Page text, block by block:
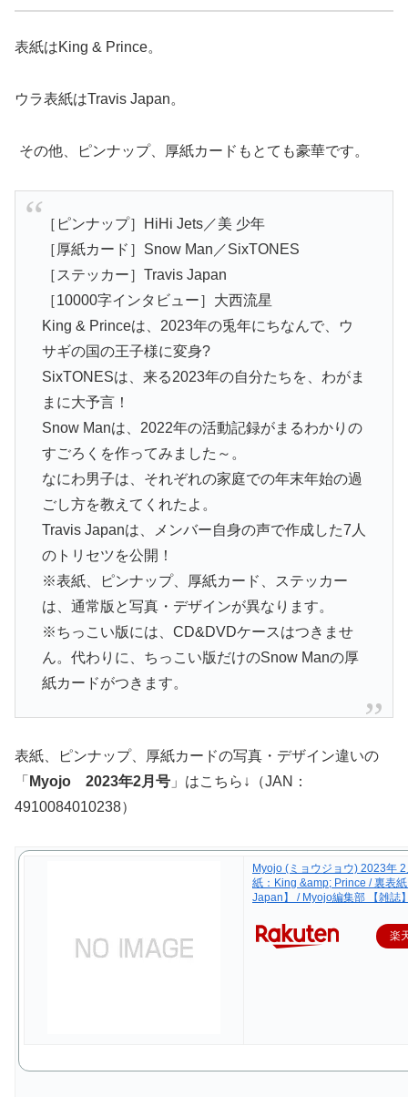
表紙はKing & Prince。
ウラ表紙はTravis Japan。
その他、ピンナップ、厚紙カードもとても豪華です。
［ピンナップ］HiHi Jets／美 少年
［厚紙カード］Snow Man／SixTONES
［ステッカー］Travis Japan
［10000字インタビュー］大西流星
King & Princeは、2023年の兎年にちなんで、ウ
サギの国の王子様に変身?
SixTONESは、来る2023年の自分たちを、わがま
まに大予言！
Snow Manは、2022年の活動記録がまるわかりの
すごろくを作ってみました～。
なにわ男子は、それぞれの家庭での年末年始の過
ごし方を教えてくれたよ。
Travis Japanは、メンバー自身の声で作成した7人
のトリセツを公開！
※表紙、ピンナップ、厚紙カード、ステッカー
は、通常版と写真・デザインが異なります。
※ちっこい版には、CD&DVDケースはつきませ
ん。代わりに、ちっこい版だけのSnow Manの厚
紙カードがつきます。
表紙、ピンナップ、厚紙カードの写真・デザイン違いの
「 Myojo 2023年2月号 」はこちら↓（JAN：
4910084010238）
Myojo (ミョウジョウ) 2023年
紙：King &amp; Prince / 裏表
Japan】 / Myojo編集部 【雑誌
楽